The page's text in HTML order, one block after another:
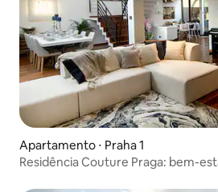
Apartamento ⋅ Praha 1
Residência Couture Praga: bem-